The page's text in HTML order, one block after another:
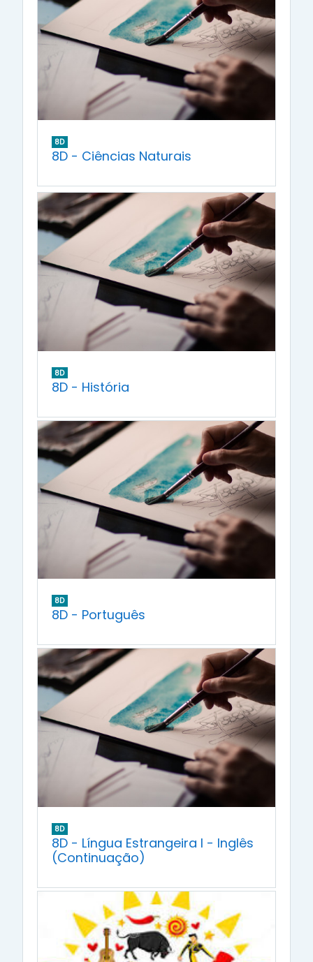
8D
8D - Ciências Naturais
8D
8D - História
8D
8D - Português
8D
8D - Língua Estrangeira I - Inglês
(Continuação)